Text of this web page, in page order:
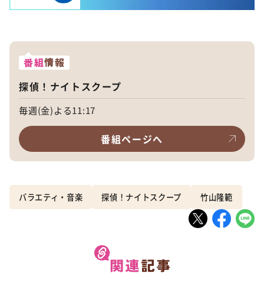
番組情報
探偵！ナイトスクープ
毎週(金)よる11:17
番組ページへ
バラエティ・音楽 探偵！ナイトスクープ 竹山隆範